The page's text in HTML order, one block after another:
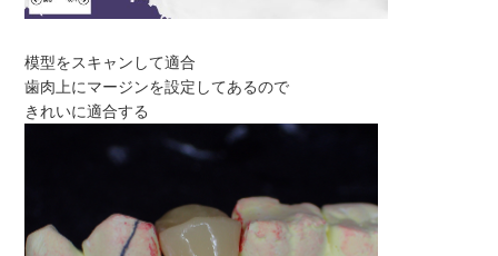
模型をスキャンして適合
歯肉上にマージンを設定してあるので
きれいに適合する